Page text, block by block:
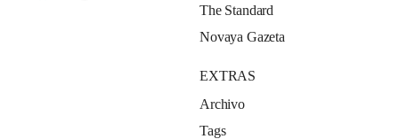
The Standard
Novaya Gazeta
EXTRAS
Archivo
Tags